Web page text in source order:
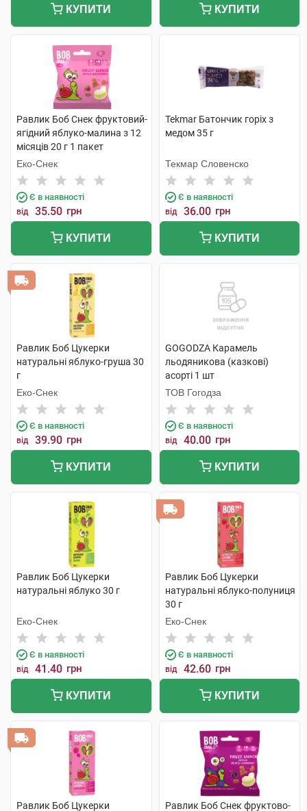
КУПИТИ КУПИТИ
Равлик Боб Снек фруктовий-
ягідний яблуко-малина з 12
місяців 20 г 1 пакет
Еко-Снек
Є в наявності
від 35.50 грн
КУПИТИ
Tekmar Батончик горіх з
медом 35 г
Текмар Словенско
Є в наявності
від 36.00 грн
КУПИТИ
Равлик Боб Цукерки
натуральні яблуко-груша 30
г
Еко-Снек
Є в наявності
від 39.90 грн
КУПИТИ
GOGODZA Карамель
льодяникова (казкові)
асорті 1 шт
ТОВ Гогодза
Є в наявності
від 40.00 грн
КУПИТИ
Равлик Боб Цукерки
натуральні яблуко 30 г
Еко-Снек
Є в наявності
від 41.40 грн
КУПИТИ
Равлик Боб Цукерки
натуральні яблуко-полуниця
30 г
Еко-Снек
Є в наявності
від 42.60 грн
КУПИТИ
Равлик Боб Цукерки Равлик Боб Снек фруктово-